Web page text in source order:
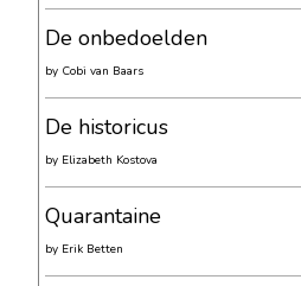
De onbedoelden
by Cobi van Baars
De historicus
by Elizabeth Kostova
Quarantaine
by Erik Betten